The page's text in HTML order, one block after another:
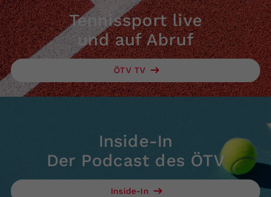
Tennissport live
und auf Abruf
ÖTV TV
Inside-In
Der Podcast des ÖTV
Inside-In